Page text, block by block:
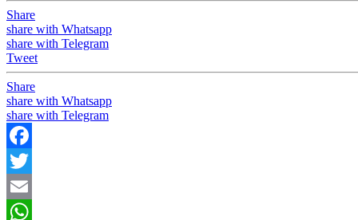
Share
share with Whatsapp
share with Telegram
Tweet
Share
share with Whatsapp
share with Telegram
Facebook
Twitter
Email